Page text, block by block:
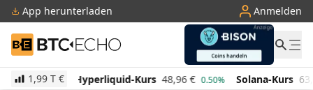
App herunterladen Anmelden
BTC-ECHO
1,99 T €
Kurs 48,96 € 0.50% Solana-Kurs 63,89 € -0.90% TRON-